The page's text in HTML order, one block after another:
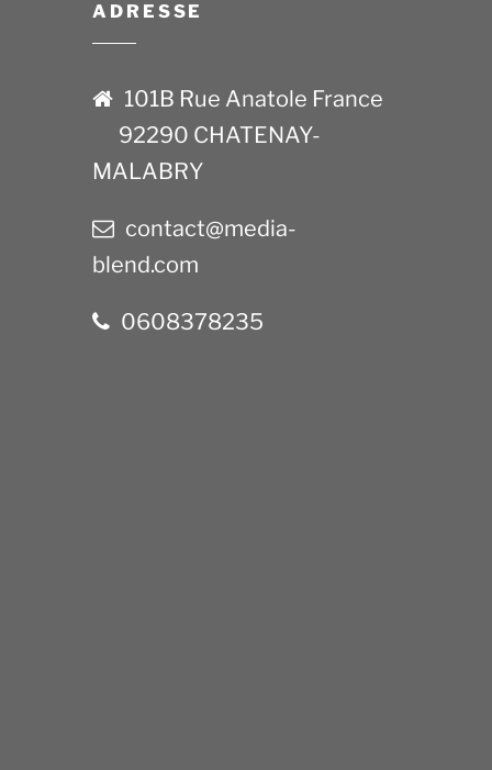
ADRESSE
101B Rue Anatole France
92290 CHATENAY-
MALABRY
contact@media-
blend.com
0608378235